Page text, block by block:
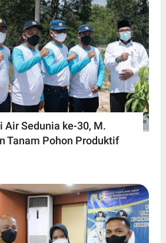
Air Sedunia ke-30, M.
Tanam Pohon Produktif